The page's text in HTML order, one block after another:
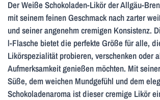
Der Weiße Schokoladen-Likör der Allgäu-
mit seinem feinen Geschmack nach zarter
und seiner angenehm cremigen Konsistenz.
l-Flasche bietet die perfekte Größe für alle,
Likörspezialität probieren, verschenken oder
Aufmerksamkeit genießen möchten. Mit
Süße, dem weichen Mundgefühl und dem
Schokoladenaroma ist dieser cremige Likör